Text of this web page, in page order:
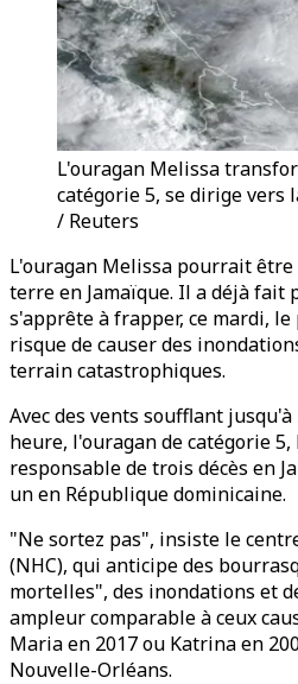
L'ouragan Melissa
catégorie 5, se dirige vers
/ Reuters
L'ouragan Melissa pourrait
terre en Jamaïque. Il a déjà fait
s'apprête à frapper, ce mardi,
risque de causer des
terrain catastrophiques.
Avec des vents soufflant
heure, l'ouragan de catégorie
responsable de trois décès en
un en République dominicaine.
"Ne sortez pas", insiste le
(NHC), qui anticipe des
mortelles", des inondations et
ampleur comparable à ceux
Maria en 2017 ou Katrina en
Nouvelle-Orléans.